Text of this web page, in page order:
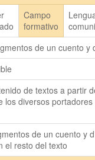
Campo
formativo
de un cuento
de textos a partir
los diversos portadores
de un cuento y
el resto del texto